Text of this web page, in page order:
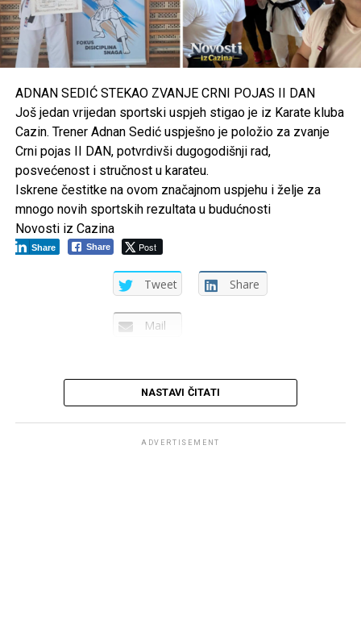
pripremama i takmičenju, uz uvjerenje da je ovo tek
početak jedne velike košarkaške karijere.
Share Post
Share
Tweet Share
Mail
ADNAN SEDIĆ STEKAO ZVANJE CRNI POJAS II DAN
Još jedan vrijedan sportski uspjeh stigao je iz Karate kluba
Cazin. Trener Adnan Sedić uspješno je položio za zvanje
Crni pojas II DAN, potvrdivši dugogodišnji rad,
posvećenost i stručnost u karateu.
Iskrene čestitke na ovom značajnom uspjehu i želje za
mnogo novih sportskih rezultata u budućnosti
Novosti iz Cazina
Share Post
Share
Tweet Share
Mail
NASTAVI ČITATI
ADVERTISEMENT